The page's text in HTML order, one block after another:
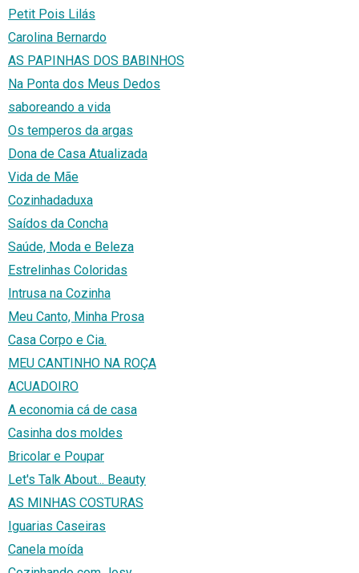
Petit Pois Lilás
Carolina Bernardo
AS PAPINHAS DOS BABINHOS
Na Ponta dos Meus Dedos
saboreando a vida
Os temperos da argas
Dona de Casa Atualizada
Vida de Mãe
Cozinhadaduxa
Saídos da Concha
Saúde, Moda e Beleza
Estrelinhas Coloridas
Intrusa na Cozinha
Meu Canto, Minha Prosa
Casa Corpo e Cia.
MEU CANTINHO NA ROÇA
ACUADOIRO
A economia cá de casa
Casinha dos moldes
Bricolar e Poupar
Let's Talk About... Beauty
AS MINHAS COSTURAS
Iguarias Caseiras
Canela moída